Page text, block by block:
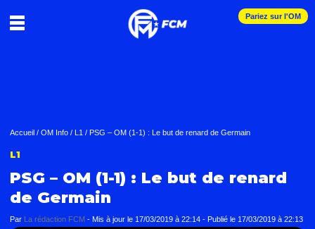
Pariez sur l'OM
Accueil / OM Info / L1 / PSG – OM (1-1) : Le but de renard de Germain
L1
PSG – OM (1-1) : Le but de renard
de Germain
Par La rédaction FCM - Mis à jour le 17/03/2019 à 22:14 - Publié le 17/03/2019 à 22:13